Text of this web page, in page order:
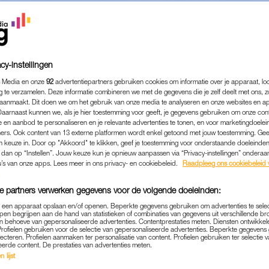
MASSAAL
'IK
WAT UIT TE LEGGEN'
MEDIA|MEEN JE NIET
26-11-2024 | ANNA NEELTJE DE BOER
voor de kijkers van het
instellingen
en onze 92 advertentiepartners gebruiken cookies om informatie over je apparaat,
te verzamelen. Deze informatie combineren we met de gegevens die je zelf deelt met ons,
Dit doen we om het gebruik van onze media te analyseren en onze websites en
kunnen we, als je hier toestemming voor geeft, je gegevens gebruiken om onze
en aanbod te personaliseren en je relevante advertenties te tonen, en voor
Ook content van 13 externe platformen wordt enkel getoond met jouw toestemming.
keuze in. Door op "Akkoord" te klikken, geef je toestemming voor onderstaande
op “Instellen”. Jouw keuze kun je opnieuw aanpassen via “Privacy-instellingen”
van onze apps. Lees meer in ons privacy- en cookiebeleid.
Raadpleeg ons cookiebeleid
partners verwerken gegevens voor de volgende doeleinden:
apparaat opslaan en/of openen. Beperkte gegevens gebruiken om advertenties te
begrijpen aan de hand van statistieken of combinaties van gegevens uit verschillende
behoeve van gepersonaliseerde advertenties. Contentprestaties meten. Diensten
gebruiken voor de selectie van gepersonaliseerde advertenties. Beperkte
Profielen aanmaken ter personalisatie van content. Profielen gebruiken ter selectie
content. De prestaties van advertenties meten.
lijst